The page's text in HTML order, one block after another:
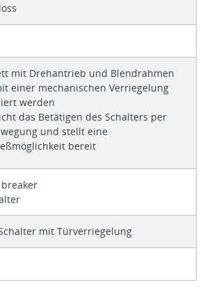
mit Drehantrieb und Blendrahmen
einer mechanischen Verriegelung
werden
das Betätigen des Schalters per
und stellt eine
bereit
mit Türverriegelung